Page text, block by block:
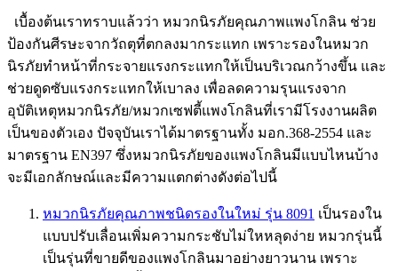
เบื้องต้นเราทราบแล้วว่า หมวกนิรภัยคุณภาพแพงโกลิน ช่วย
ป้องกันศีรษะจากวัถตุที่ตกลงมากระแทก เพราะรองในหมวก
นิรภัยทำหน้าที่กระจายแรงกระแทกให้เป็นบริเวณกว้างขึ้น และ
ช่วยดูดซับแรงกระแทกให้เบาลง เพื่อลดความรุนแรงจาก
อุบัติเหตุหมวกนิรภัย/หมวกเซฟตี้แพงโกลินที่เรามีโรงงานผลิต
เป็นของตัวเอง ปัจจุบันเราได้มาตรฐานทั้ง มอก.368-2554 และ
มาตรฐาน EN397 ซึ่งหมวกนิรภัยของแพงโกลินมีแบบไหนบ้าง
จะมีเอกลักษณ์และมีความแตกต่างดังต่อไปนี้
หมวกนิรภัยคุณภาพชนิดรองในใหม่ รุ่น 8091 เป็นรองใน
แบบปรับเลื่อนเพิ่มความกระชับไม่ใหหลุดง่าย หมวกรุ่นนี้
เป็นรุ่นที่ขายดีของแพงโกลินมาอย่างยาวนาน เพราะ